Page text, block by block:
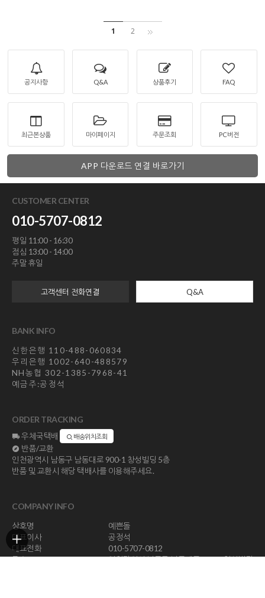
1 2
공지사항 Q&A 상품후기 FAQ
최근본상품 마이페이지 주문조회 PC버전
APP 다운로드 연결 바로가기
CUSTOMER CENTER
010-5707-0812
평일 11:00 - 16:30
점심 13:00 - 14:00
주말 휴일
고객센터 전화연결 Q&A
BANK INFO
신한은행 110-488-060834
우리은행 1002-640-488579
NH농협 302-1385-7968-41
예금주:공정석
ORDER TRACKING
우체국택배 배송위치조회
반품/교환
인천광역시 남동구 남동대로 900-1 창성빌딩 5층
반품 및 교환시 해당 택배사를 이용해주세요.
COMPANY INFO
상호명
예쁜돌
대표이사
공정석
대표전화
010-5707-0812
주소
인천광역시 남동구 남동대로 900-1 창성빌딩